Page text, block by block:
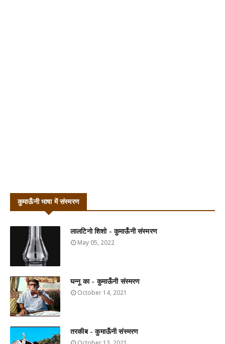
कुमाऊँनी भाषा में संस्मरण
लालटिनो शिशो - कुमाऊँनी संस्मरण
May 05, 2022
घन्नू का - कुमाऊँनी संस्मरण
October 14, 2021
तरकीब - कुमाऊँनी संस्मरण